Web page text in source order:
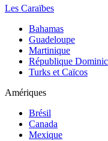
Les Caraïbes
Bahamas
Guadeloupe
Martinique
République
Turks et Caïcos
Amériques
Brésil
Canada
Mexique